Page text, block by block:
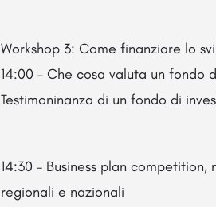
Workshop 3: Come finanziare lo
14:00 – Che cosa valuta un
Testimoninanza di un fondo di
14:30 – Business plan
regionali e nazionali